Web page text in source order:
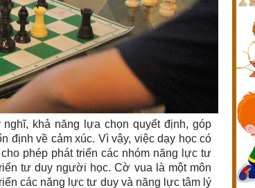
khả năng lựa chọn quyết định, góp
định về cảm xúc. Vì vậy, việc dạy học có
phép phát triển các nhóm năng lực tư
tư duy người học. Cờ vua là một môn
các năng lực tư duy và năng lực tâm lý